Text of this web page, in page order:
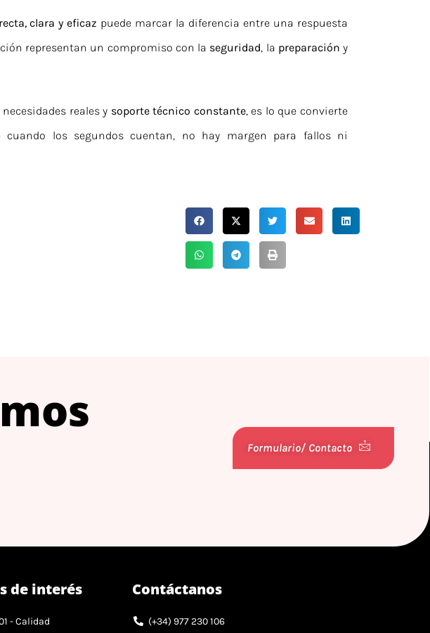
clara y eficaz puede marcar la diferencia entre una respuesta
representan un compromiso con la seguridad, la preparación y
necesidades reales y soporte técnico constante, es lo que convierte
los segundos cuentan, no hay margen para fallos ni
Formulario/ Contacto
de interés
- Calidad
Contáctanos
(+34) 977 230 106